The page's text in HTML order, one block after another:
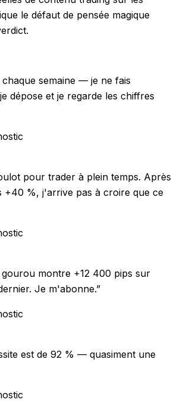
le défaut de pensée magique
semaine — je ne fais
dépose et je regarde les chiffres
pour trader à plein temps. Après
+40 %, j'arrive pas à croire que ce
montre +12 400 pips sur
Je m'abonne.”
est de 92 % — quasiment une